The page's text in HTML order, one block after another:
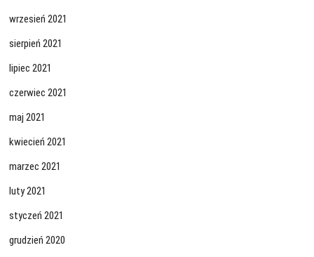
wrzesień 2021
sierpień 2021
lipiec 2021
czerwiec 2021
maj 2021
kwiecień 2021
marzec 2021
luty 2021
styczeń 2021
grudzień 2020